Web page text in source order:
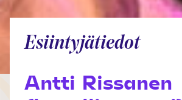
Esiintyjätiedot
Antti Rissanen